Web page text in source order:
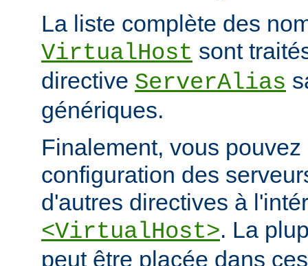
La liste complète des
VirtualHost sont
directive ServerAlias
génériques.
Finalement, vous pouvez
configuration des
d'autres directives à
<VirtualHost>. La
peut être placée dans